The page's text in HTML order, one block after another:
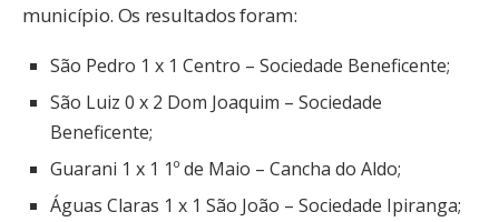
município. Os resultados foram:
São Pedro 1 x 1 Centro – Sociedade Beneficente;
São Luiz 0 x 2 Dom Joaquim – Sociedade
Beneficente;
Guarani 1 x 1 1º de Maio – Cancha do Aldo;
Águas Claras 1 x 1 São João – Sociedade Ipiranga;